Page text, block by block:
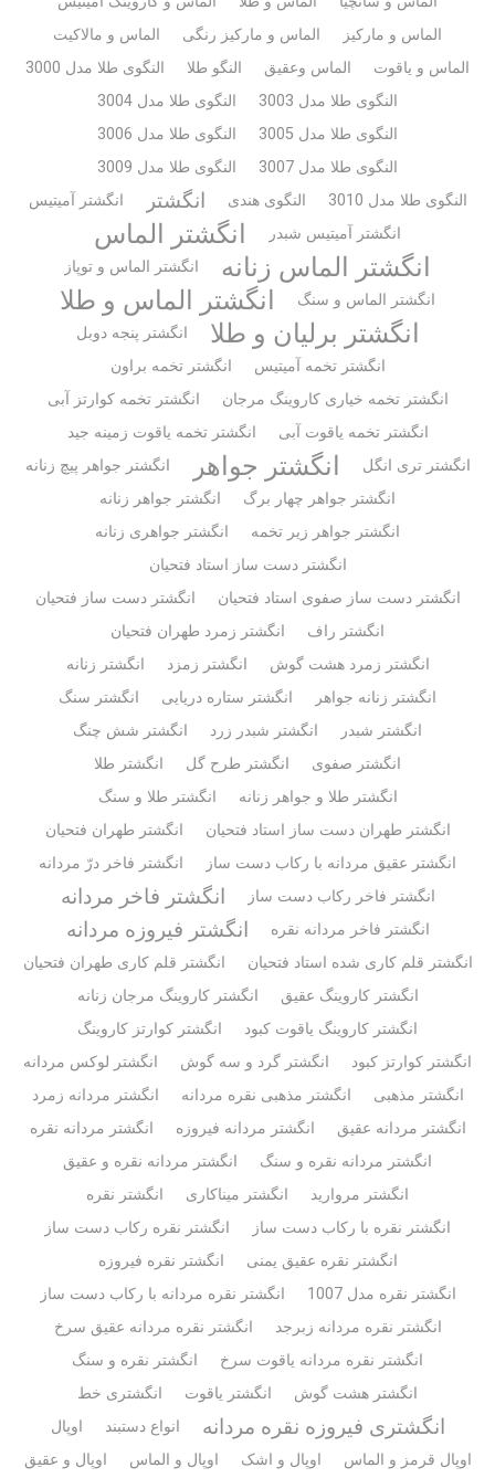
الماس و مارکیز
الماس و مارکیز رنگی
الماس و مالاکیت
الماس و یاقوت
الماس وعقیق النگو طلا
النگوی طلا مدل 3000
النگوی طلا مدل 3003
النگوی طلا مدل 3004
النگوی طلا مدل 3005
النگوی طلا مدل 3006
النگوی طلا مدل 3007
النگوی طلا مدل 3009
النگوی طلا مدل 3010
النگوی هندی انگشتر
انگشتر آمیتیس
انگشتر آمیتیس شبدر
انگشتر الماس
انگشتر الماس زنانه
انگشتر الماس و توپاز
انگشتر الماس و سنگ
انگشتر الماس و طلا
انگشتر برلیان و طلا
انگشتر پنجه دوبل
انگشتر تخمه آمیتیس
انگشتر تخمه براون
انگشتر تخمه خیاری کاروینگ مرجان
انگشتر تخمه کوارتز آبی
انگشتر تخمه یاقوت آبی
انگشتر تخمه یاقوت زمینه جید
انگشتر تری انگل
انگشتر جواهر
انگشتر جواهر پیچ زنانه
انگشتر جواهر چهار برگ
انگشتر جواهر زنانه
انگشتر جواهر زیر تخمه
انگشتر جواهری زنانه
انگشتر دست ساز استاد فتحیان
انگشتر دست ساز صفوی استاد فتحیان
انگشتر دست ساز فتحیان
انگشتر راف
انگشتر زمرد طهران فتحیان
انگشتر زمرد هشت گوش
انگشتر زمزد
انگشتر زنانه
انگشتر زنانه جواهر
انگشتر ستاره دریایی
انگشتر سنگ
انگشتر شبدر
انگشتر شبدر زرد
انگشتر شش چنگ
انگشتر صفوی
انگشتر طرح گل
انگشتر طلا
انگشتر طلا و جواهر زنانه
انگشتر طلا و سنگ
انگشتر طهران دست ساز استاد فتحیان
انگشتر طهران فتحیان
انگشتر عقیق مردانه با رکاب دست ساز
انگشتر فاخر درّ مردانه
انگشتر فاخر رکاب دست ساز
انگشتر فاخر مردانه
انگشتر فاخر مردانه نقره انگشتر فیروزه مردانه
انگشتر قلم کاری شده استاد فتحیان
انگشتر قلم کاری طهران فتحیان
انگشتر کاروینگ عقیق
انگشتر کاروینگ مرجان زنانه
انگشتر کاروینگ یاقوت کبود
انگشتر کوارتز کاروینگ
انگشتر کوارتز کبود
انگشتر گرد و سه گوش
انگشتر لوکس مردانه
انگشتر مذهبی
انگشتر مذهبی نقره مردانه
انگشتر مردانه زمرد
انگشتر مردانه عقیق
انگشتر مردانه فیروزه
انگشتر مردانه نقره
انگشتر مردانه نقره و سنگ
انگشتر مردانه نقره و عقیق
انگشتر مروارید
انگشتر میناکاری
انگشتر نقره
انگشتر نقره با رکاب دست ساز
انگشتر نقره رکاب دست ساز
انگشتر نقره عقیق یمنی
انگشتر نقره فیروزه
انگشتر نقره مدل 1007
انگشتر نقره مردانه با رکاب دست ساز
انگشتر نقره مردانه زبرجد
انگشتر نقره مردانه عقیق سرخ
انگشتر نقره مردانه یاقوت سرخ
انگشتر نقره و سنگ
انگشتر هشت گوش
انگشتر یاقوت انگشتری خط
انگشتری فیروزه نقره مردانه انواع دستبند
اوپال
اوپال قرمز و الماس
اوپال و اشک اوپال و الماس اوپال و عقیق